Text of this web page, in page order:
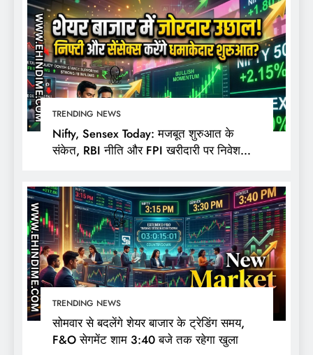
TRENDING NEWS
Nifty, Sensex Today: मजबूत शुरुआत के
संकेत, RBI नीति और FPI खरीदारी पर निवेशकों
TRENDING NEWS
सोमवार से बदलेंगे शेयर बाजार के ट्रेडिंग समय,
F&O सेगमेंट शाम 3:40 बजे तक रहेगा खुला